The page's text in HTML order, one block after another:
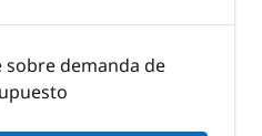
demanda de